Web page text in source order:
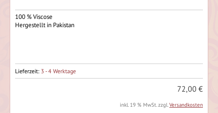
100 % Viscose
Hergestellt in Pakistan
Lieferzeit: 3 - 4 Werktage
72,00 €
inkl. 19 % MwSt. zzgl.Versandkosten